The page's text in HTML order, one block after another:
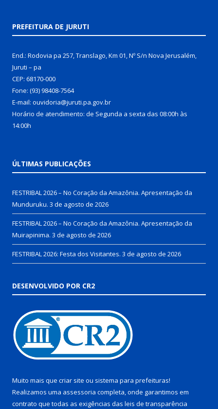
PREFEITURA DE JURUTI
End.: Rodovia pa 257, Translago, Km 01, Nº S/n Nova Jerusalém,
Juruti – pa
CEP: 68170-000
Fone: (93) 98408-7564
E-mail: ouvidoria@juruti.pa.gov.br
Horário de atendimento: de Segunda a sexta das 08:00h às
14:00h
ÚLTIMAS PUBLICAÇÕES
FESTRIBAL 2026 – No Coração da Amazônia. Apresentação da
Munduruku. 3 de agosto de 2026
FESTRIBAL 2026 – No Coração da Amazônia. Apresentação da
Muirapinima. 3 de agosto de 2026
FESTRIBAL 2026: Festa dos Visitantes. 3 de agosto de 2026
DESENVOLVIDO POR CR2
Muito mais que criar site ou sistema para prefeituras!
Realizamos uma assessoria completa, onde garantimos em
contrato que todas as exigências das leis de transparência